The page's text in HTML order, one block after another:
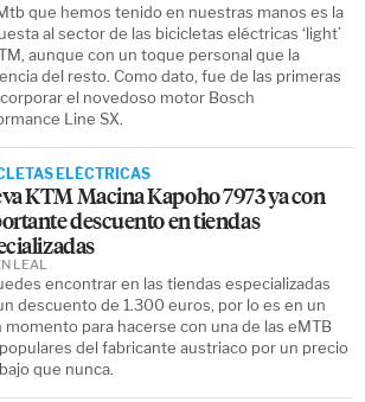
que hemos tenido en nuestras manos es la
al sector de las bicicletas eléctricas ‘light’
aunque con un toque personal que la
del resto. Como dato, fue de las primeras
el novedoso motor Bosch
Line SX.
ELÉCTRICAS
KTM Macina Kapoho 7973 ya con
descuento en tiendas
encontrar en las tiendas especializadas
descuento de 1.300 euros, por lo es en un
momento para hacerse con una de las eMTB
del fabricante austriaco por un precio
que nunca.
LEAL